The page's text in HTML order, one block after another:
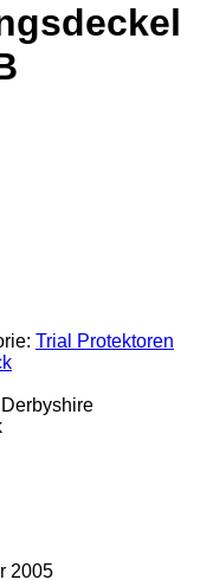
Trial Protektoren
2005